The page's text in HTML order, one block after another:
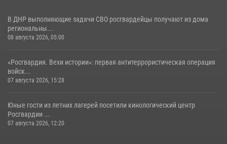
В ДНР выполняющие задачи СВО росгвардейцы получают из дома
региональны...
08 августа 2026, 05:00
«Росгвардия. Вехи истории»: первая антитеррористическая операция
войск...
07 августа 2026, 15:28
Юные гости из летних лагерей посетили кинологический центр
Росгвардии ...
07 августа 2026, 12:20